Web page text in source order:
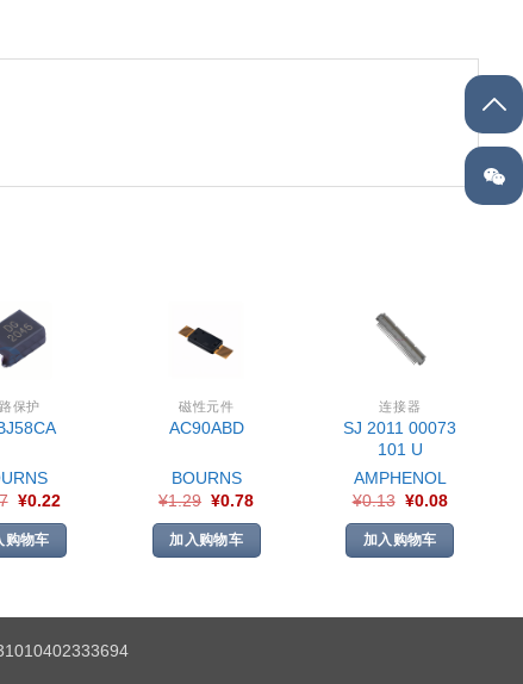
保护
¥0.22
购物车
磁性元件
AC90ABD
BOURNS
¥1.29 ¥0.78
加入购物车
连接器
SJ 2011 00073
101 U
AMPHENOL
¥0.13 ¥0.08
加入购物车